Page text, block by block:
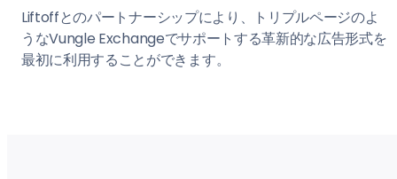
Liftoffとのパートナーシップにより、トリプルページのよ
うなVungle Exchangeでサポートする革新的な広告形式を
最初に利用することができます。